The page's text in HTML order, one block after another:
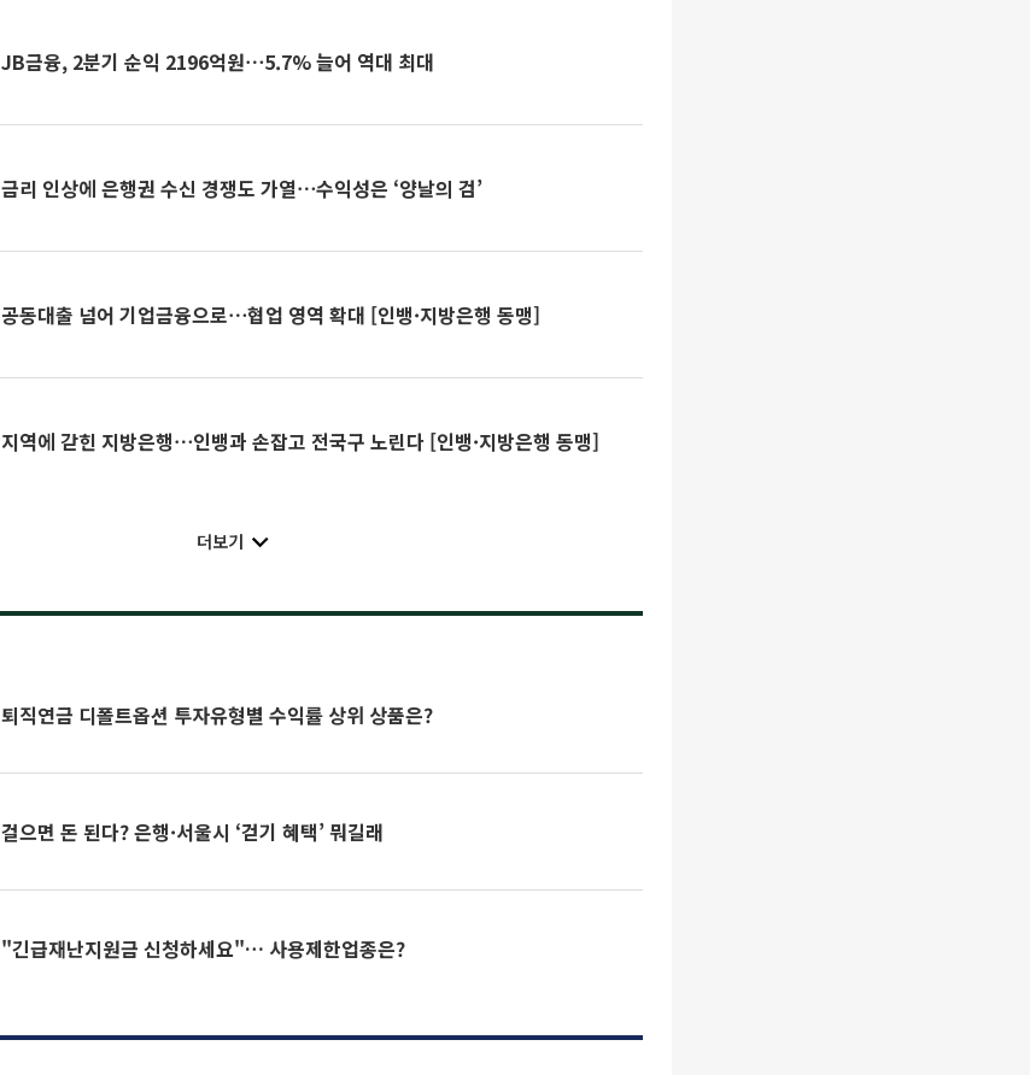
JB금융, 2분기 순익 2196억원⋯5.7% 늘어 역대 최대
금리 인상에 은행권 수신 경쟁도 가열⋯수익성은 ‘양날의 검’
공동대출 넘어 기업금융으로⋯협업 영역 확대 [인뱅·지방은행 동맹]
지역에 갇힌 지방은행⋯인뱅과 손잡고 전국구 노린다 [인뱅·지방은행 동맹]
더보기
퇴직연금 디폴트옵션 투자유형별 수익률 상위 상품은?
걸으면 돈 된다? 은행·서울시 ‘걷기 혜택’ 뭐길래
"긴급재난지원금 신청하세요"… 사용제한업종은?